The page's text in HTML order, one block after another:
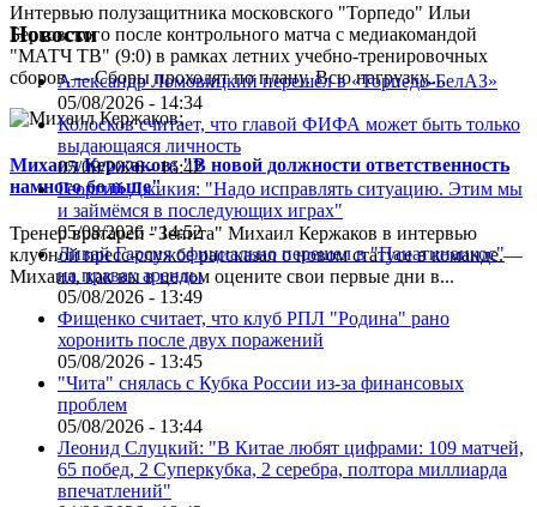
Интервью полузащитника московского "Торпедо" Ильи
Берковского после контрольного матча с медиакомандой
"МАТЧ ТВ" (9:0) в рамках летних учебно-тренировочных
сборов.— Сборы проходят по плану. Всю нагрузку,...
Михаил Кержаков: "В новой должности ответственность
намного больше"
Тренер вратарей "Зенита" Михаил Кержаков в интервью
клубной пресс-службе рассказал о новом статусе в команде.—
Михаил, как вы в целом оцените свои первые дни в...
Новости
Александр Ломовицкий перешёл в «Торпедо-БелАЗ»
05/08/2026 - 14:34
Колосков считает, что главой ФИФА может быть только
выдающаяся личность
05/08/2026 - 16:42
Георгий Джикия: "Надо исправлять ситуацию. Этим мы
и займёмся в последующих играх"
05/08/2026 - 14:52
Ливай Гарсия официально перешел в "Панатинаикос"
на правах аренды
05/08/2026 - 13:49
Фищенко считает, что клуб РПЛ "Родина" рано
хоронить после двух поражений
05/08/2026 - 13:45
"Чита" снялась с Кубка России из-за финансовых
проблем
05/08/2026 - 13:44
Леонид Слуцкий: "В Китае любят цифрами: 109 матчей,
65 побед, 2 Суперкубка, 2 серебра, полтора миллиарда
впечатлений"